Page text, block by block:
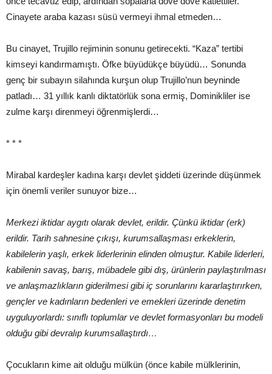
Cinayete araba kazası süsü vermeyi ihmal etmeden…
Bu cinayet, Trujillo rejiminin sonunu getirecekti. “Kaza” tertibi
kimseyi kandırmamıştı. Öfke büyüdükçe büyüdü… Sonunda
genç bir subayın silahında kurşun olup Trujillo’nun beyninde
patladı… 31 yıllık kanlı diktatörlük sona ermiş, Dominikliler ise
zulme karşı direnmeyi öğrenmişlerdi…
* * *
Mirabal kardeşler kadına karşı devlet şiddeti üzerinde düşünmek
için önemli veriler sunuyor bize…
Merkezi iktidar aygıtı olarak devlet, erildir. Çünkü iktidar (erk)
erildir. Tarih sahnesine çıkışı, kurumsallaşması erkeklerin,
kabilelerin yaşlı, erkek liderlerinin elinden olmuştur. Kabile liderleri,
kabilenin savaş, barış, mübadele gibi dış, ürünlerin paylaştırılması
ve anlaşmazlıkların giderilmesi gibi iç sorunlarını kararlaştırırken,
gençler ve kadınların bedenleri ve emekleri üzerinde denetim
uyguluyorlardı: sınıflı toplumlar ve devlet formasyonları bu modeli
olduğu gibi devralıp kurumsallaştırdı…
Çocukların kime ait olduğu mülkün (önce kabile mülklerinin,